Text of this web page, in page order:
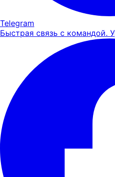
Telegram
Быстрая связь с командой.